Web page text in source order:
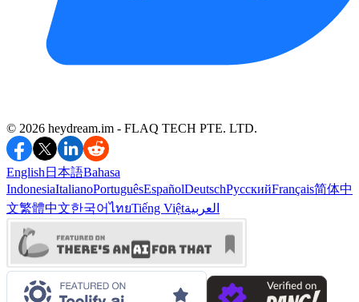
©️ 2026 heydream.im - FLAQ TECH PTE. LTD.
English 日本語Bahasa
IndonesiaItalianoPortuguêsEspañolDeutschРусскийFrançais简体中
文繁體中文한국어ไทยTiếng Việtالعربية